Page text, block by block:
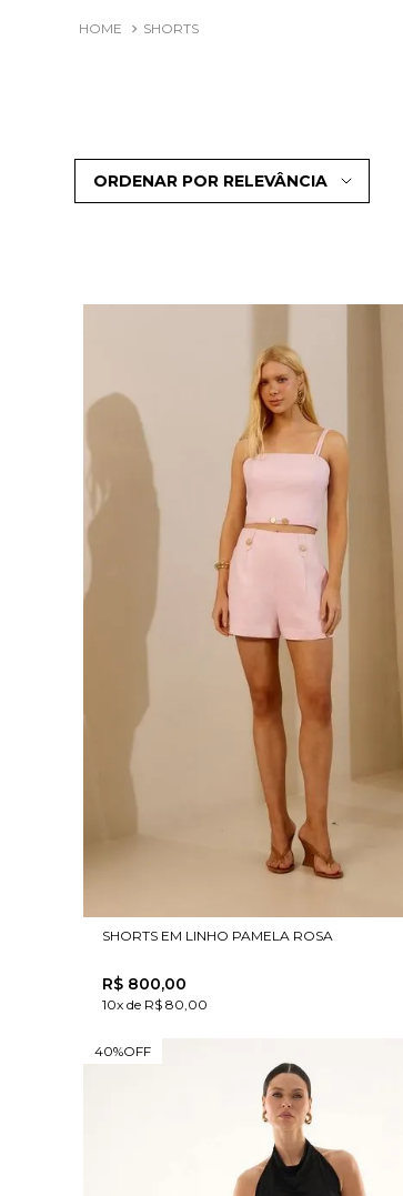
SHORTS
ORDENAR POR RELEVÂNCIA
SHORTS EM LINHO PAMELA ROSA
R$ 800,00
10x de R$ 80,00
40%OFF